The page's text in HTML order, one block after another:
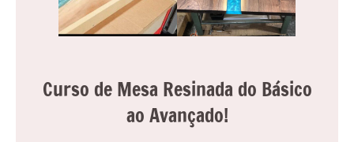
Curso de Mesa Resinada do Básico
ao Avançado!